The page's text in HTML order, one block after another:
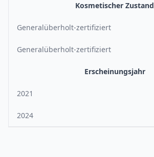
Kosmetischer Zustand
Generalüberholt-zertifiziert
Generalüberholt-zertifiziert
Erscheinungsjahr
2021
2024